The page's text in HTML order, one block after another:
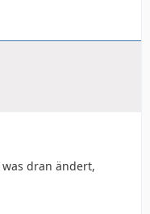
dran ändert,